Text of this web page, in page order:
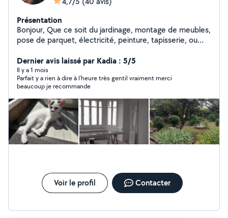
Présentation
Bonjour, Que ce soit du jardinage, montage de meubles,
pose de parquet, électricité, peinture, tapisserie, ou
en même temps de rénover ma maison niveau placo et
électricité, tout comme peinture et papiers peints !
Dernier avis laissé par Kadia : 5/5
Il y a 1 mois
Parfait y a rien à dire à l’heure très gentil vraiment merci
beaucoup je recommande
Voir le profil Contacter